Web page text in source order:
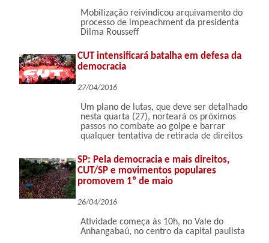
Mobilização reivindicou arquivamento do
processo de impeachment da presidenta
Dilma Rousseff
CUT intensificará batalha em defesa da
democracia
27/04/2016
Um plano de lutas, que deve ser detalhado
nesta quarta (27), norteará os próximos
passos no combate ao golpe e barrar
qualquer tentativa de retirada de direitos
SP: Pela democracia e mais direitos,
CUT/SP e movimentos populares
promovem 1º de maio
26/04/2016
Atividade começa às 10h, no Vale do
Anhangabaú, no centro da capital paulista